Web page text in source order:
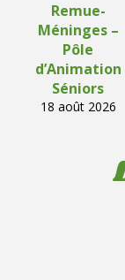
Remue-
Méninges –
Pôle
d’Animation
Séniors
18 août 2026